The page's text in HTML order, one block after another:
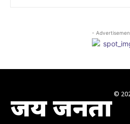
-
जय जनता ©